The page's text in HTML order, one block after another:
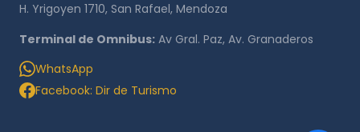
H. Yrigoyen 1710, San Rafael, Mendoza
Terminal de Omnibus: Av Gral. Paz, Av. Granaderos
WhatsApp
Facebook: Dir de Turismo